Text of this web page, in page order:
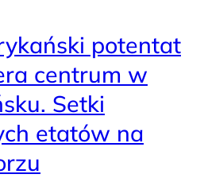
potentat
centrum w
Setki
etatów na